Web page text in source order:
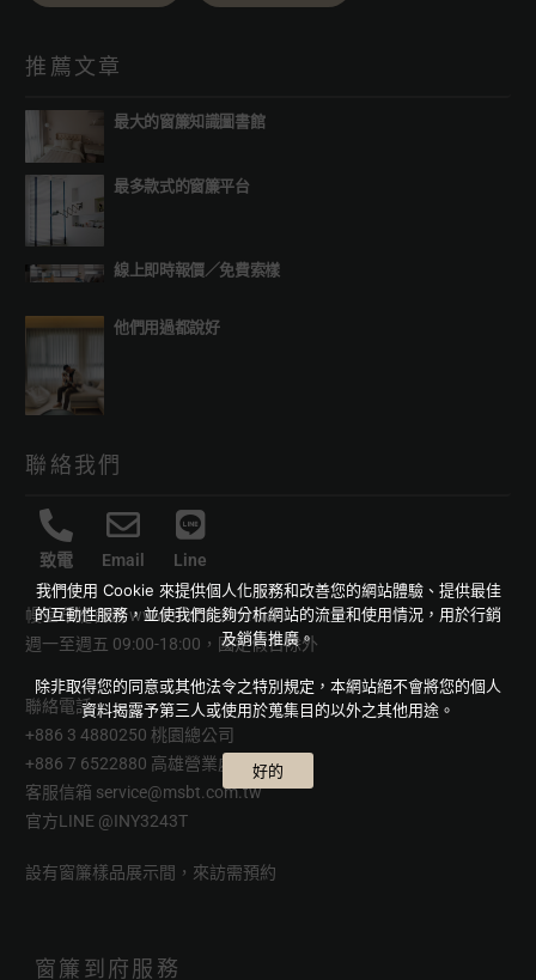
推薦文章
最大的窗簾知識圖書館
最多款式的窗簾平台
線上即時報價／免費索樣
他們用過都說好
聯絡我們
致電 Email Line
幔室布緹官網www.msbt.com.tw
週一至週五 09:00-18:00，國定假日除外
聯絡電話
+886 3 4880250 桃園總公司
+886 7 6522880 高雄營業處
客服信箱 service@msbt.com.tw
官方LINE @INY3243T
設有窗簾樣品展示間，來訪需預約
窗簾到府服務
我們使用 Cookie 來提供個人化服務和改善您的網站體驗、提供最佳
的互動性服務，並使我們能夠分析網站的流量和使用情況，用於行銷
及銷售推廣。
除非取得您的同意或其他法令之特別規定，本網站絕不會將您的個人
資料揭露予第三人或使用於蒐集目的以外之其他用途。
好的